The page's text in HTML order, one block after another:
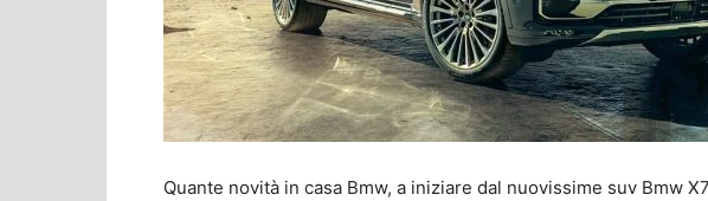
Quante novità in casa Bmw, a iniziare dal nuovissime suv Bmw